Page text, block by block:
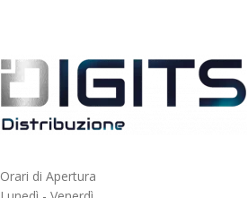
Orari di Apertura